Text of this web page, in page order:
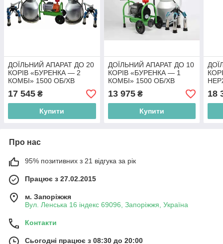
ДОЇЛЬНИЙ АПАРАТ ДО 20
КОРІВ «БУРЕНКА — 2
КОМБІ» 1500 ОБ/ХВ
17 545 ₴
Купити
ДОЇЛЬНИЙ АПАРАТ ДО 10
КОРІВ «БУРЕНКА — 1
КОМБІ» 1500 ОБ/ХВ
13 975₴
Купити
ХВ
18
Про нас
95% позитивних з 21 відгука за рік
Працює з 27.02.2015
м. Запоріжжя
Вул. Ленська 16 індекс 69096, Запоріжжя, Україна
Контакти
Сьогодні працює з 08:30 до 20:00